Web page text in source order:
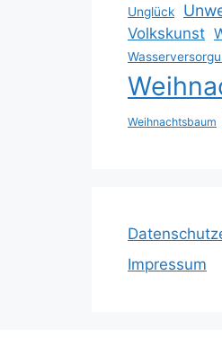
Unglück
Volkskunst
Weihnachtsbaum
Impressum